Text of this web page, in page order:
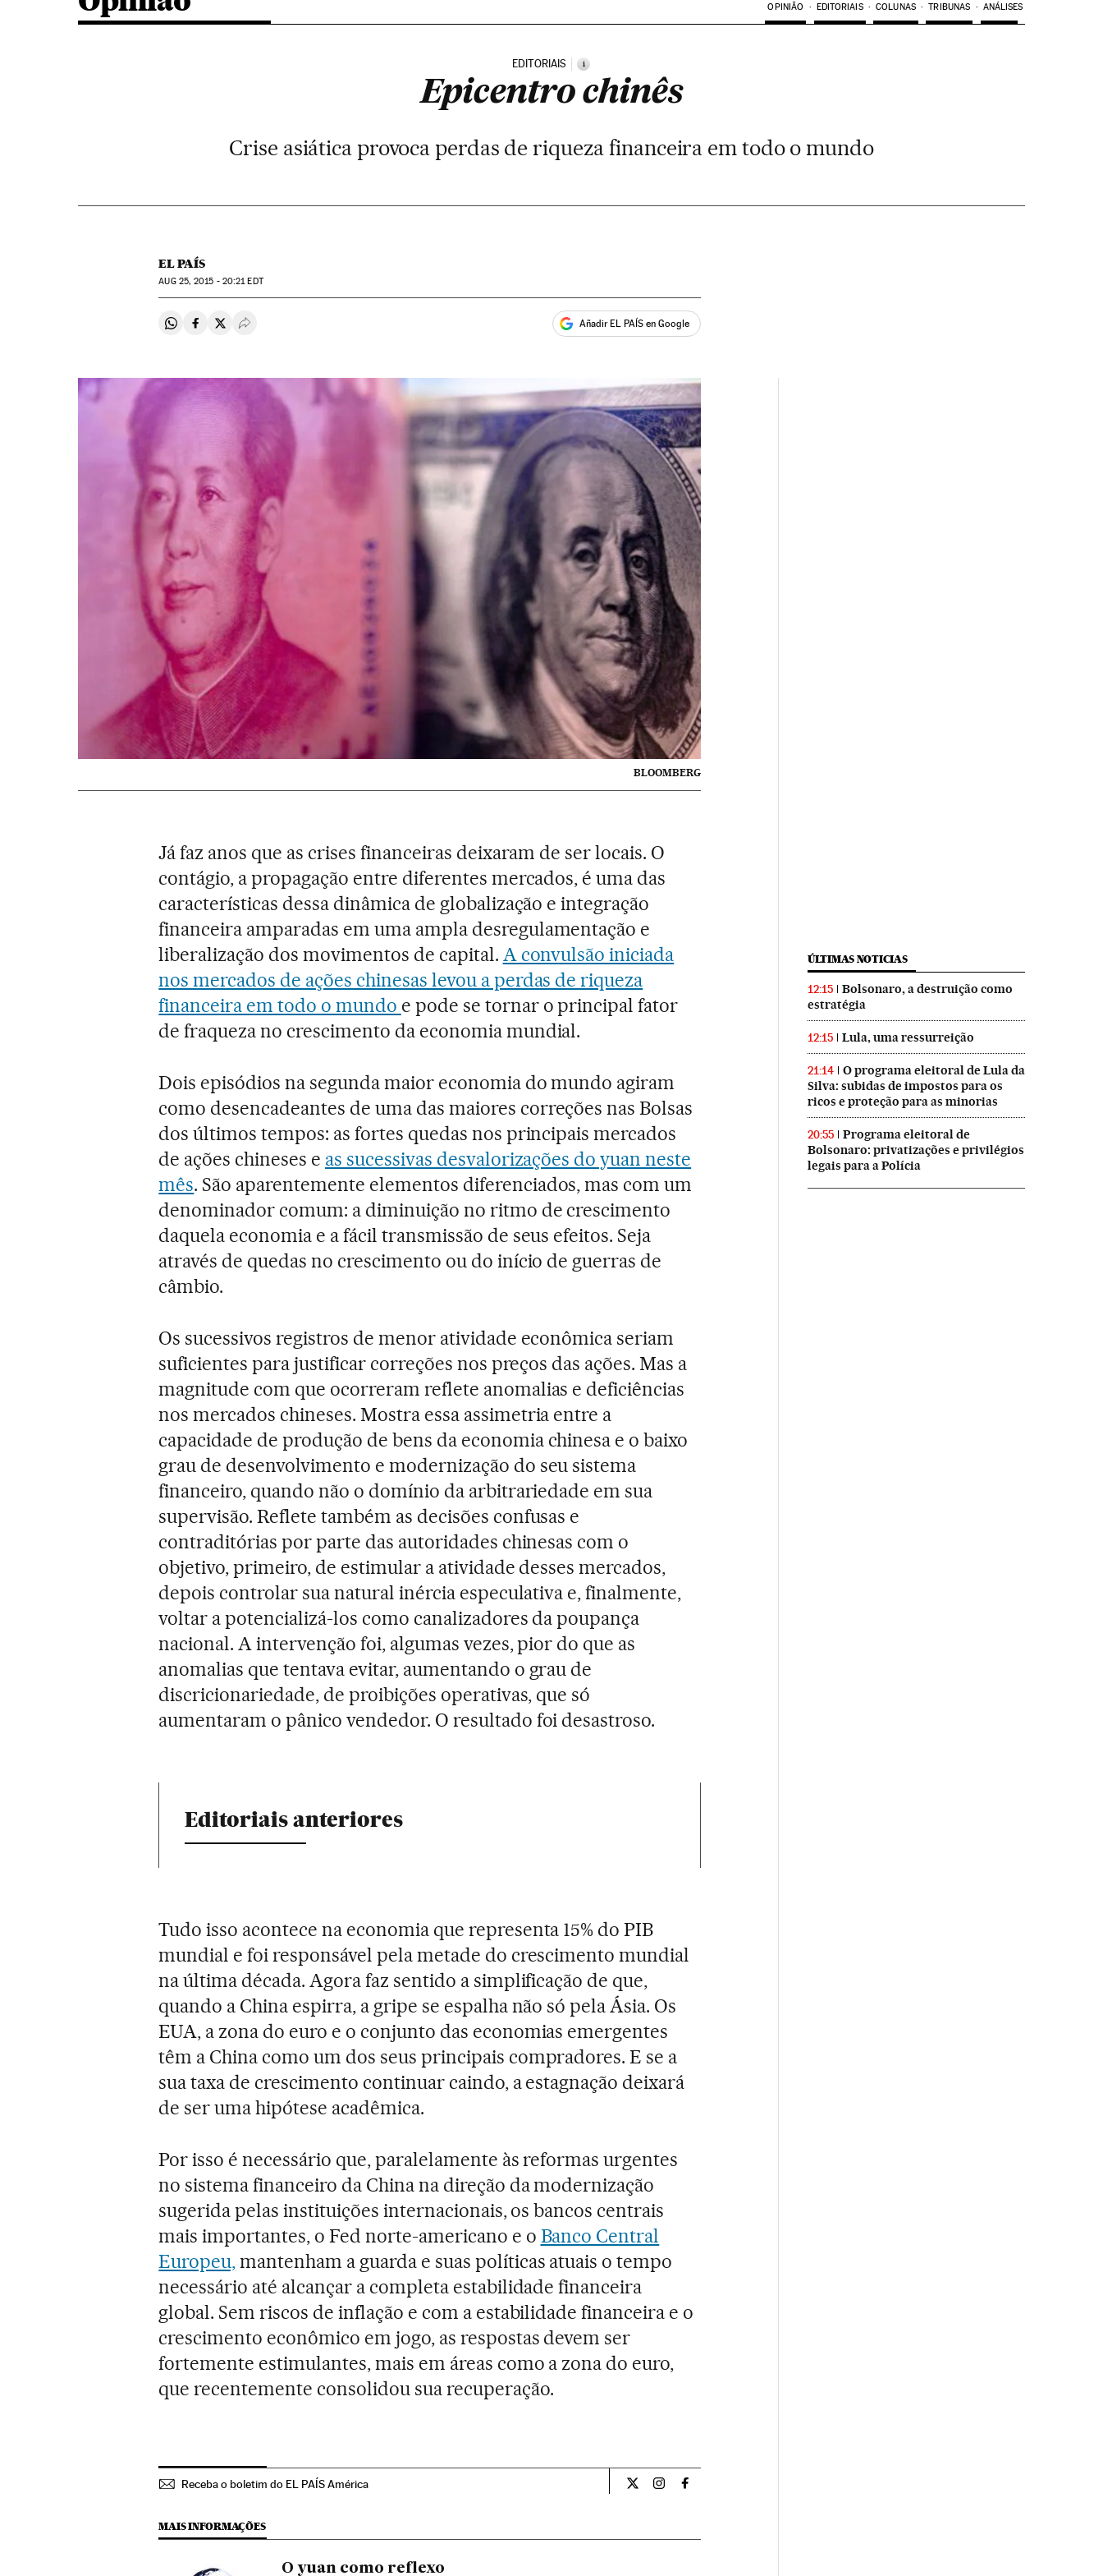
OPINIÃO EDITORIAIS COLUNAS TRIBUNAS ANÁLISES
EDITORIAIS i
Epicentro chinês
Crise asiática provoca perdas de riqueza financeira em todo o mundo
EL PAÍS
AUG25, 2015 - 20:21EDT
Compartir en Whatsapp
Compartir en Facebook
Compartir en Twitter
Desplegar Redes Sociales Añadir EL PAÍS en Google
BLOOMBERG
Já faz anos que as crises financeiras deixaram de ser locais. O
contágio, a propagação entre diferentes mercados, é uma das
características dessa dinâmica de globalização e integração
financeira amparadas em uma ampla desregulamentação e
liberalização dos movimentos de capital. A convulsão iniciada
nos mercados de ações chinesas levou a perdas de riqueza
financeira em todo o mundo e pode se tornar o principal fator
de fraqueza no crescimento da economia mundial.
Dois episódios na segunda maior economia do mundo agiram
como desencadeantes de uma das maiores correções nas Bolsas
dos últimos tempos: as fortes quedas nos principais mercados
de ações chineses e as sucessivas desvalorizações do yuan neste
mês. São aparentemente elementos diferenciados, mas com um
denominador comum: a diminuição no ritmo de crescimento
daquela economia e a fácil transmissão de seus efeitos. Seja
através de quedas no crescimento ou do início de guerras de
câmbio.
Os sucessivos registros de menor atividade econômica seriam
suficientes para justificar correções nos preços das ações. Mas a
magnitude com que ocorreram reflete anomalias e deficiências
nos mercados chineses. Mostra essa assimetria entre a
capacidade de produção de bens da economia chinesa e o baixo
grau de desenvolvimento e modernização do seu sistema
financeiro, quando não o domínio da arbitrariedade em sua
supervisão. Reflete também as decisões confusas e
contraditórias por parte das autoridades chinesas com o
objetivo, primeiro, de estimular a atividade desses mercados,
depois controlar sua natural inércia especulativa e, finalmente,
voltar a potencializá-los como canalizadores da poupança
nacional. A intervenção foi, algumas vezes, pior do que as
anomalias que tentava evitar, aumentando o grau de
discricionariedade, de proibições operativas, que só
aumentaram o pânico vendedor. O resultado foi desastroso.
Editoriais anteriores
Tudo isso acontece na economia que representa 15% do PIB
mundial e foi responsável pela metade do crescimento mundial
na última década. Agora faz sentido a simplificação de que,
quando a China espirra, a gripe se espalha não só pela Ásia. Os
EUA, a zona do euro e o conjunto das economias emergentes
têm a China como um dos seus principais compradores. E se a
sua taxa de crescimento continuar caindo, a estagnação deixará
de ser uma hipótese acadêmica.
Por isso é necessário que, paralelamente às reformas urgentes
no sistema financeiro da China na direção da modernização
sugerida pelas instituições internacionais, os bancos centrais
mais importantes, o Fed norte-americano e o Banco Central
Europeu,mantenham a guarda e suas políticas atuais o tempo
necessário até alcançar a completa estabilidade financeira
global. Sem riscos de inflação e com a estabilidade financeira e o
crescimento econômico em jogo, as respostas devem ser
fortemente estimulantes, mais em áreas como a zona do euro,
que recentemente consolidou sua recuperação.
Receba o boletim do EL PAÍS América Opiniao El País Brasil en Twitter
Opiniao El País Brasil en Instagram
Opiniao El País Brasil en Facebook
MAIS INFORMAÇÕES
O yuan como reflexo
ÚLTIMAS NOTICIAS
12:15
Bolsonaro, a destruição como
estratégia
12:15 Lula, uma ressurreição
21:14
O programa eleitoral de Lula da
Silva: subidas de impostos para os
ricos e proteção para as minorias
20:55
Programa eleitoral de
Bolsonaro: privatizações e privilégios
legais para a Polícia